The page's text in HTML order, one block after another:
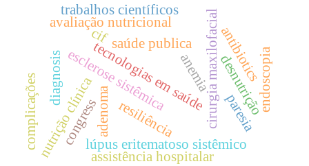
adenoma
tecnologias em saúde
esclerose sistêmica
lúpus eritematoso sistêmico
resiliência cirurgia maxilofacial
nutrição clínica
saúde publica
paresia
antibiotics
cif
desnutrição
assistência hospitalar
avaliação nutricional
anemia endoscopia
complicações
trabalhos científicos
diagnosis
congress